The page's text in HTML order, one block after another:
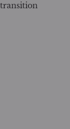
transition